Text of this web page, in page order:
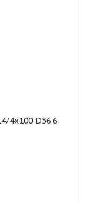
4x100 D56.6